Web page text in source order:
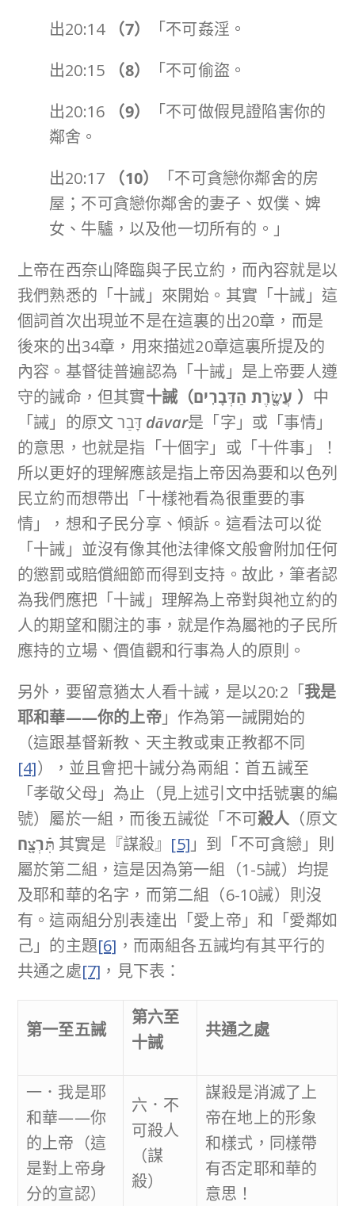
出20:14
（7）
「不可姦淫。
出20:15
（8）
「不可偷盜。
出20:16
（9）
「不可做假見證陷害你的
鄰舍。
出20:17
（10）
「不可貪戀你鄰舍的房
屋；不可貪戀你鄰舍的妻子、奴僕、婢
女、牛驢，以及他一切所有的。」
上帝在西奈山降臨與子民立約，而內容就是以
我們熟悉的「十誡」來開始。其實「十誡」這
個詞首次出現並不是在這裏的出20章，而是
後來的出34章，用來描述20章這裏所提及的
內容。基督徒普遍認為「十誡」是上帝要人遵
守的誡命，但其實十誡（עֲשֶׂ֖רֶת הַדְּבָרִֽים ） 中
dāvar是「字」或「事情」
的意思，也就是指「十個字」或「十件事」！
所以更好的理解應該是指上帝因為要和以色列
民立約而想帶出「十樣祂看為很重要的事
情」，想和子民分享、傾訴。這看法可以從
「十誡」並沒有像其他法律條文般會附加任何
的懲罰或賠償細節而得到支持。故此，筆者認
為我們應把「十誡」理解為上帝對與祂立約的
人的期望和關注的事，就是作為屬祂的子民所
應持的立場、價值觀和行事為人的原則。
另外，要留意猶太人看十誡，是以20:2「我是
耶和華——你的上帝」作為第一誡開始的
（這跟基督新教、天主教或東正教都不同
[4]），並且會把十誡分為兩組：首五誡至
「孝敬父母」為止（見上述引文中括號裏的編
號）屬於一組，而後五誡從「不可殺人（原文
תִּֿרְצָ֖ח 其實是『謀殺』 [5]」到「不可貪戀」則
屬於第二組，這是因為第一組（1-5誡）均提
及耶和華的名字，而第二組（6-10誡）則沒
有。這兩組分別表達出「愛上帝」和「愛鄰如
己」的主題[6] ，而兩組各五誡均有其平行的
共通之處[7] ，見下表：
第一至五誡
第六至
十誡
共通之處
一．我是耶
和華——你
的上帝（這
是對上帝身
分的宣認）
六．不
可殺人
（謀
殺）
謀殺是消滅了上
帝在地上的形象
和樣式，同樣帶
有否定耶和華的
意思！